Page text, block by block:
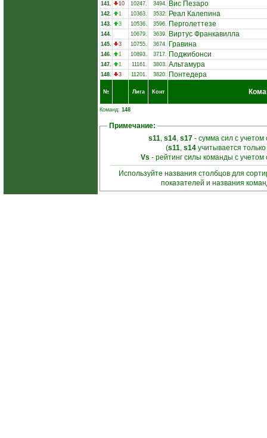
141. 10 10247. 3494. Вис Пезаро
142. 1 10363. 3532. Реал Калепина
143. 3 10536. 3596. Перголеттезе
144. 10679. 3639. Виртус Франкавилла
145. 3 10755. 3674. Гравина
146. 1 10893. 3717. Поджибонси
147. 1 11161. 3803. Альтамура
148. 3 11201. 3820. Понтедера
№ Лига Конт
Команд: 148
Примечание:
s11, s14, s17- сумма сил с учетом
(s11, s14 учитывается
Vs - рейтинг силы команды с
Используйте названия столбцов для
показателей и названия